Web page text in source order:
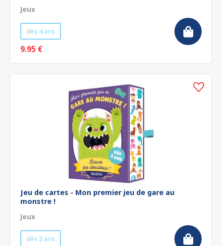
Jeux
dès 4 ans
9.95 €
Jeu de cartes - Mon premier jeu de gare au
monstre !
Jeux
dès 3 ans